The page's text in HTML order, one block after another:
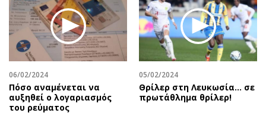
06/02/2024
Πόσο αναμένεται να
αυξηθεί ο λογαριασμός
του ρεύματος
05/02/2024
Θρίλερ στη Λευκωσία... σε
πρωτάθλημα θρίλερ!